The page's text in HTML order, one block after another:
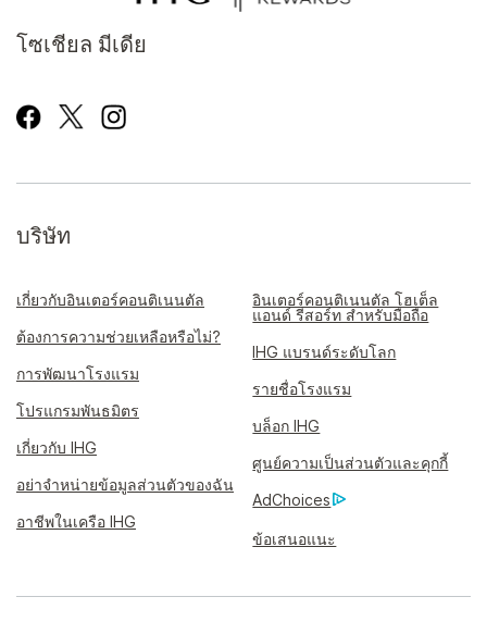
โซเชียล มีเดีย
บริษัท
เกี่ยวกับอินเตอร์คอนติเนนตัล
อินเตอร์คอนติเนนตัล โฮเต็ล
แอนด์ รีสอร์ท สำหรับมือถือ
ต้องการความช่วยเหลือหรือไม่?
IHG แบรนด์ระดับโลก
การพัฒนาโรงแรม
รายชื่อโรงแรม
โปรแกรมพันธมิตร
บล็อก IHG
เกี่ยวกับ IHG
ศูนย์ความเป็นส่วนตัวและคุกกี้
อย่าจำหน่ายข้อมูลส่วนตัวของฉัน
AdChoices
อาชีพในเครือ IHG
ข้อเสนอแนะ